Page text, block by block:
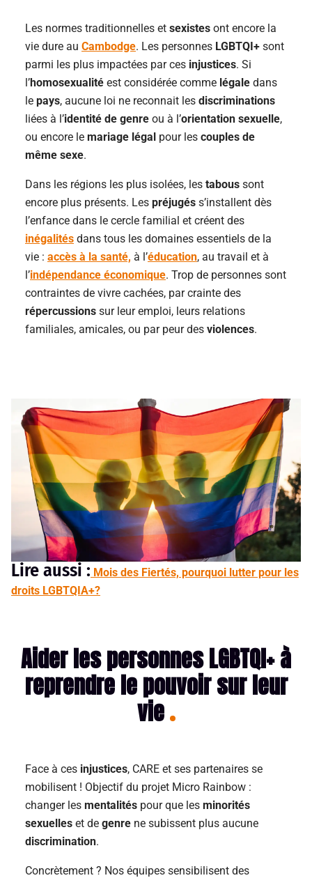
Les normes traditionnelles et sexistes ont encore la
vie dure au Cambodge. Les personnes LGBTQI+ sont
parmi les plus impactées par ces injustices. Si
l’homosexualité est considérée comme légale dans
le pays, aucune loi ne reconnait les discriminations
liées à l’identité de genre ou à l’orientation sexuelle,
ou encore le mariage légal pour les couples de
même sexe.
Dans les régions les plus isolées, les tabous sont
encore plus présents. Les préjugés s’installent dès
l’enfance dans le cercle familial et créent des
inégalités dans tous les domaines essentiels de la
vie : accès à la santé, à l’éducation, au travail et à
l’indépendance économique. Trop de personnes sont
contraintes de vivre cachées, par crainte des
répercussions sur leur emploi, leurs relations
familiales, amicales, ou par peur des violences.
Lire aussi : Mois des Fiertés, pourquoi lutter pour les
droits LGBTQIA+?
Aider les personnes LGBTQI+ à
reprendre le pouvoir sur leur
vie
Face à ces injustices, CARE et ses partenaires se
mobilisent ! Objectif du projet Micro Rainbow :
changer les mentalités pour que les minorités
sexuelles et de genre ne subissent plus aucune
discrimination.
Concrètement ? Nos équipes sensibilisent des